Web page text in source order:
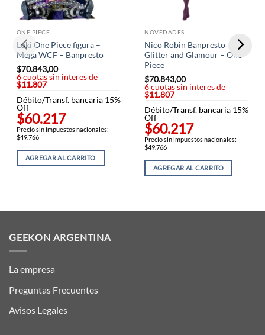
ONE PIECE
Loki One Piece figura –
Mega WCF – Banpresto
$70.843,00
6 cuotas sin interes de
$11.807
Débito/Transf. bancaria 15%
Off
$60.217
Precio sin impuestos nacionales:
$49.766
AGREGAR AL CARRITO
NOVEDADES
Nico Robin Banpresto –
Glitter and Glamour – One
Piece
$70.843,00
6 cuotas sin interes de
$11.807
Débito/Transf. bancaria 15%
Off
$60.217
Precio sin impuestos nacionales:
$49.766
AGREGAR AL CARRITO
GEEKON ARGENTINA
La empresa
Preguntas Frecuentes
Avisos Legales